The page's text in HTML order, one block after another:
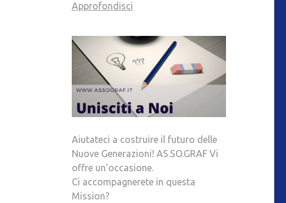
Approfondisci
Aiutateci a costruire il futuro delle
Nuove Generazioni! AS.SO.GRAF Vi
offre un'occasione.
Ci accompagnerete in questa
Mission?